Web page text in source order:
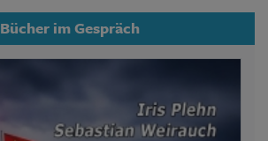
Bücher im Gespräch